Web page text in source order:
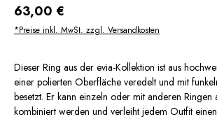
Regulärer Preis:
63,00 €
*Preise inkl. MwSt. zzgl. Versandkosten
Dieser Ring aus der evia-Kollektion ist aus
einer polierten Oberfläche veredelt und mit
besetzt. Er kann einzeln oder mit anderen Ringen
kombiniert werden und verleiht jedem Outfit